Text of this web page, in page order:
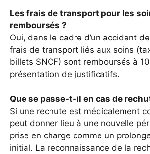
Les frais de transport pour les
remboursés ?
Oui, dans le cadre d’un accident
frais de transport liés aux soins
billets SNCF) sont remboursés à
présentation de justificatifs.
Que se passe-t-il en cas de
Si une rechute est médicalement
peut donner lieu à une nouvelle
prise en charge comme un
initial. La reconnaissance de la